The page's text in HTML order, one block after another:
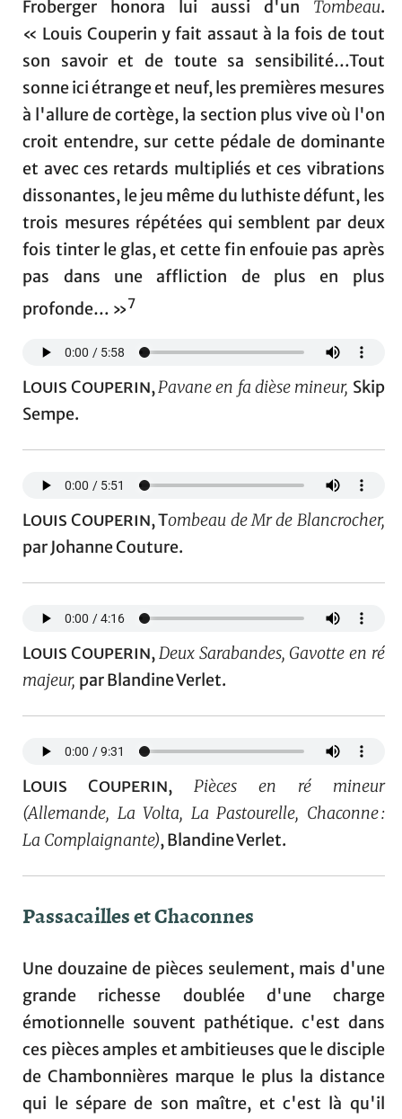
Froberger honora lui aussi d'un Tombeau.
« Louis Couperin y fait assaut à la fois de tout
son savoir et de toute sa sensibilité…Tout
sonne ici étrange et neuf, les premières mesures
à l'allure de cortège, la section plus vive où l'on
croit entendre, sur cette pédale de dominante
et avec ces retards multipliés et ces vibrations
dissonantes, le jeu même du luthiste défunt, les
trois mesures répétées qui semblent par deux
fois tinter le glas, et cette fin enfouie pas après
pas dans une affliction de plus en plus
profonde… »7
Louis Couperin,Pavane en fa dièse mineur, Skip
Sempe.
Louis Couperin, Tombeau de Mr de Blancrocher,
par Johanne Couture.
Louis Couperin,Deux Sarabandes, Gavotte en ré
majeur, par Blandine Verlet.
Louis Couperin, Pièces en ré mineur
(Allemande, La Volta, La Pastourelle, Chaconne :
La Complaignante), Blandine Verlet.
Passacailles et Chaconnes
Une douzaine de pièces seulement, mais d'une
grande richesse doublée d'une charge
émotionnelle souvent pathétique. c'est dans
ces pièces amples et ambitieuses que le disciple
de Chambonnières marque le plus la distance
qui le sépare de son maître, et c'est là qu'il